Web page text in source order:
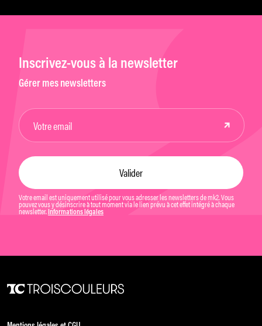
Inscrivez-vous à la newsletter
Gérer mes newsletters
Votre email est uniquement utilisé pour vous adresser les newsletters de mk2. Vous
pouvez vous y désinscrire à tout moment via le lien prévu à cet effet intégré à chaque
newsletter. Informations légales